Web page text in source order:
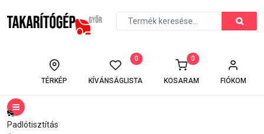
FIÓKOM
KOSARAM
0
KÍVÁNSÁGLISTA
0
TÉRKÉP
Padlótisztítás